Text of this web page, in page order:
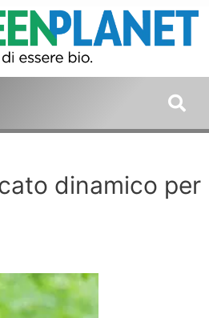
dinamico per